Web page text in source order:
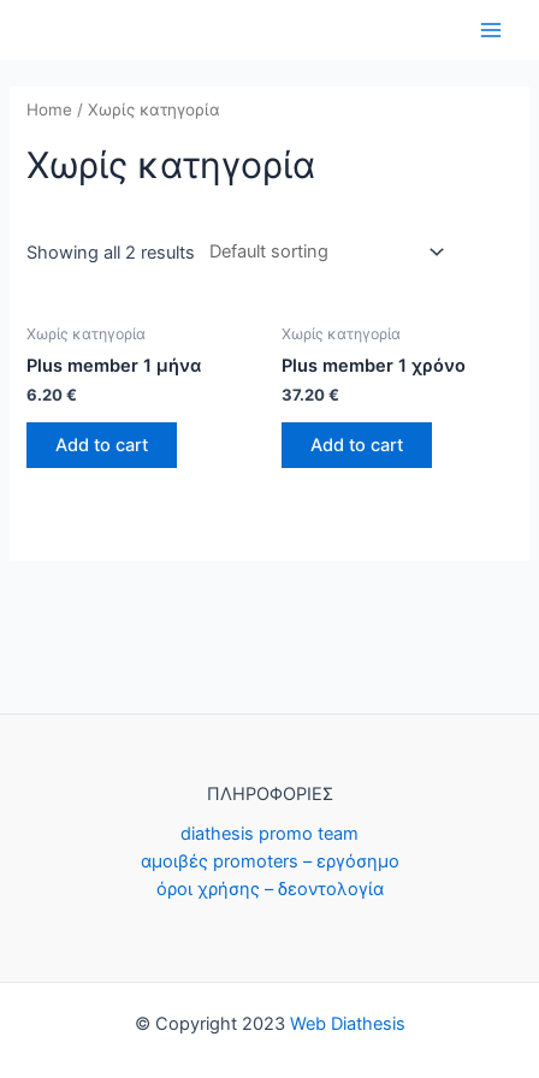
Home / Χωρίς κατηγορία
Χωρίς κατηγορία
Showing all 2 results
Χωρίς κατηγορία
Plus member 1 μήνα
6.20€
Add to cart
Χωρίς κατηγορία
Plus member 1 χρόνο
37.20€
Add to cart
ΠΛΗΡΟΦΟΡΙΕΣ
diathesis promo team
αμοιβές promoters – εργόσημο
όροι χρήσης – δεοντολογία
© Copyright 2023 Web Diathesis